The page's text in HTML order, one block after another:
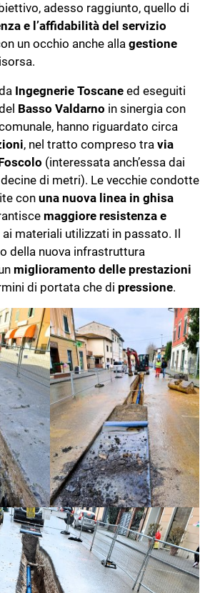
adesso raggiunto, quello di
e l’affidabilità del servizio
un occhio anche alla gestione
Ingegnerie Toscane ed eseguiti
Basso Valdarno in sinergia con
hanno riguardato circa
, nel tratto compreso tra via
(interessata anch’essa dai
di metri). Le vecchie condotte
con una nuova linea in ghisa
maggiore resistenza e
materiali utilizzati in passato. Il
della nuova infrastruttura
miglioramento delle prestazioni
di portata che di pressione.